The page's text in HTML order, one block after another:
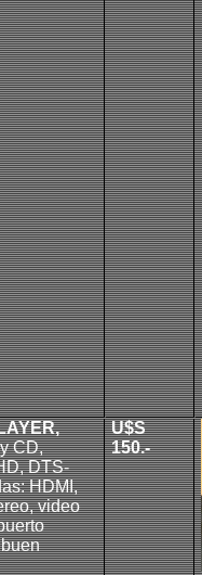
CD,
DTS-
HDMI,
video
U$S
150.-